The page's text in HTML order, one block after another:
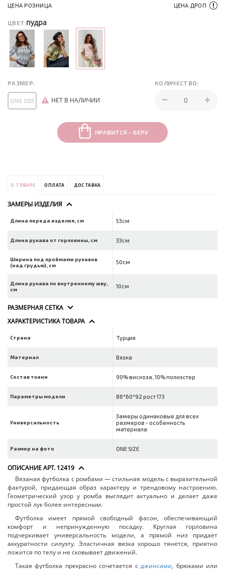
ЦЕНА РОЗНИЦА
ЦЕНА ДРОП
ЦВЕТ:пудра
РАЗМЕР: КОЛИЧЕСТВО:
ONE SIZE НЕТ В НАЛИЧИИ
НРАВИТСЯ - БЕРУ
О ТОВАРЕ ОПЛАТА ДОСТАВКА
ЗАМЕРЫ ИЗДЕЛИЯ
Длина переда изделия, см 53см
Длина рукава от горловины, см 33см
Ширина под проймами рукавов
(над грудью), см
50см
Длина рукава по внутреннему шву,
см
10см
РАЗМЕРНАЯ СЕТКА
ХАРАКТЕРИСТИКА ТОВАРА
Страна Турция
Материал Вязка
Состав ткани 90% вискоза, 10% полиэстер
Параметры модели 86*60*92 рост 173
Универсальность
Замеры одинаковые для всех
размеров - особенность
материала
Размер на фото ONE SIZE
ОПИСАНИЕ АРТ. 12419
Вязаная футболка с ромбами — стильная модель с выразительной
фактурой, придающая образ характеру и трендовому настроению.
Геометрический узор у ромба выглядит актуально и делает даже
простой лук более интересным.
Футболка имеет прямой свободный фасон, обеспечивающий
комфорт и непринужденную посадку. Круглая горловина
подчеркивает универсальность модели, а прямой низ придает
аккуратности силуэту. Эластичная вязка хорошо тянется, приятно
ложится по телу и не сковывает движений.
Такая футболка прекрасно сочетается сджинсами, брюками или